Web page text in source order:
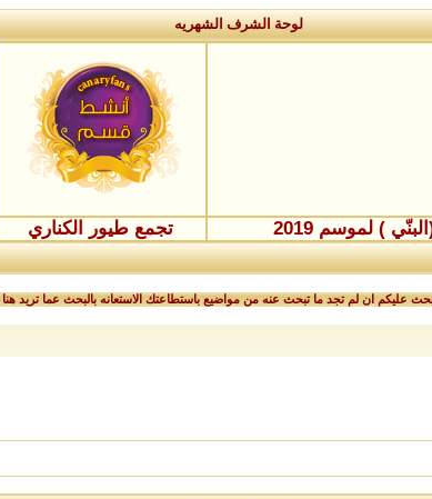
لوحة الشرف الشهريه
) لموسم 2019 تجمع طيور الكناري
عليكم ان لم تجد ما تبحث عنه من مواضيع باستطاعتك الاستعانه بالبحث عما تريد هنا